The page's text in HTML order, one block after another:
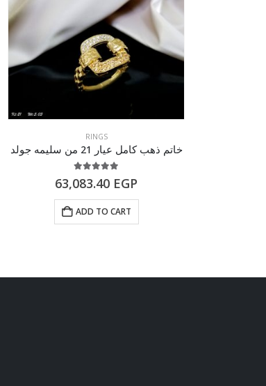
RINGS
خاتم ذهب كامل عيار 21 من سليمه جولد
63,083.40 EGP
ADD TO CART